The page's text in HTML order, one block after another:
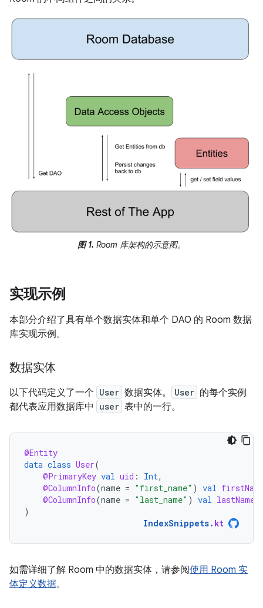
图 1. Room 库架构的示意图。
实现示例
本部分介绍了具有单个数据实体和单个 DAO 的 Room 数据
库实现示例。
数据实体
以下代码定义了一个 User 数据实体。 User 的每个实例
都代表应用数据库中
user 表中的一行。
@Entity
data class User(
@PrimaryKey val uid : Int,
@ColumnInfo(name = "first_name" ) val
@ColumnInfo(name = "last_name" ) val lastName
)
IndexSnippets. kt
如需详细了解 Room 中的数据实体，请参阅使用 Room 实
体定义数据。